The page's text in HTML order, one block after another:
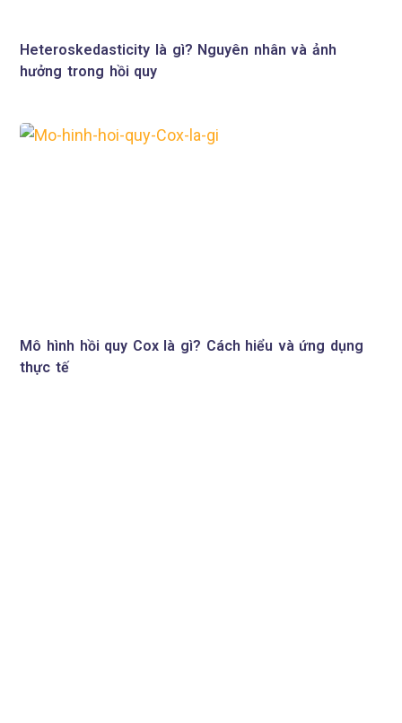
Heteroskedasticity là gì? Nguyên nhân và ảnh
hưởng trong hồi quy
Mô hình hồi quy Cox là gì? Cách hiểu và ứng dụng
thực tế